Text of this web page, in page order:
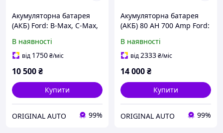
Акумуляторна батарея
(АКБ) Ford: B-Max, C-Max,
Fusion, Galaxy, KA,
Mondeo, 1935549
В наявності
від 1750₴/міс
10 500₴
Купити
ORIGINAL AUTO 99%
Акумуляторна батарея
(АКБ) 80 AH 700 Amp Ford:
Mondeo, S-Max, Transit,
1917574
В наявності
від2333₴/міс
14 000₴
Купити
ORIGINAL AUTO 99%